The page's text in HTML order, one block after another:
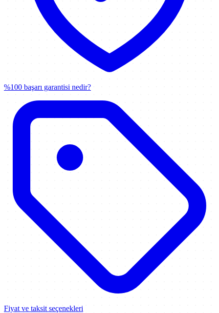
%100 başarı garantisi nedir?
Fiyat ve taksit seçenekleri